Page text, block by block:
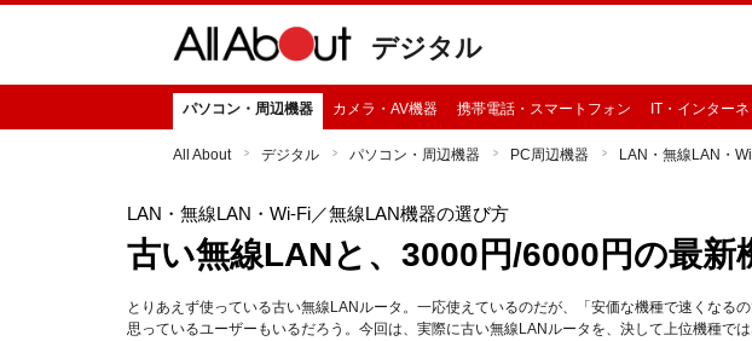
デジタル
パソコン・周辺機器 カメラ・AV機器 携帯電話・スマートフォン IT・インターネ
All About デジタル パソコン・周辺機器 PC周辺機器 LAN・無線LAN・
LAN・無線LAN・Wi-Fi／無線LAN機器の選び方
古い無線LANと、3000円/6000円の最新
とりあえず使っている古い無線LANルータ。一応使えているのだが、「安価な機種で速くなる
思っているユーザーもいるだろう。今回は、実際に古い無線LANルータを、決して上位機種で